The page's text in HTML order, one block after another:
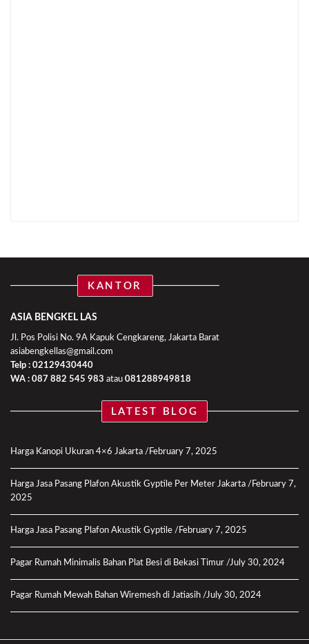
KANTOR
ASIA BENGKEL LAS
Jl. Pos Polisi No. 9A Kapuk Cengkareng, Jakarta Barat
asiabengkellas@gmail.com
Telp : 02129430440
WA : 087 882 545 983 atau 081288949818
LATEST BLOG
Harga Kanopi Ukuran 4×6 Jakarta February 7, 2025
Harga Jasa Pasang Plafon Akustik Gyptile Per Meter Jakarta
February 7,
2025
Harga Jasa Pasang Plafon Akustik Gyptile February 7, 2025
Pagar Rumah Minimalis Bahan Plat Besi di Bekasi Timur July 30, 2024
Pagar Rumah Mewah Bahan Wiremesh di Jatiasih July 30, 2024